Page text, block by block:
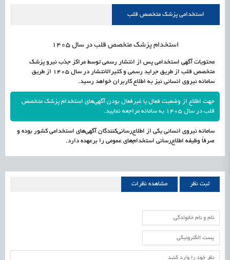
اشتغال و کارآفرینی رسیدن مجوز ایجاد «سندباکس» به نهادهای توسعه‌ای و صنفیاستخدامی پزشک متخصص قلب
استخدام پزشک متخصص قلب در سال 1405
محتویات آگهی استخدامی پس از انتشار رسمی توسط مراکز جذب نیرو پزشک
متخصص قلب از طریق جراید رسمی و کثیرالانتشار در سال 1405 از طریق
سامانه نیروی انسانی نیز به اطلاع کاربران خواهد رسید.
جهت اطلاع از وضعیت فعال یا غیرفعال بودن آگهی‌های استخدام پزشک متخصص
قلب در سال 1405 به سامانه مراجعه نمایید.
سامانه نیروی انسانی یکی از اطلاع‌رسانی‌کنندگان آگهی‌های استخدامی کشور بوده و
صرفاً وظیفه اطلاع‌رسانی استخدام‌های عمومی را برعهده دارد.
ثبت نظر مشاهده نظرات